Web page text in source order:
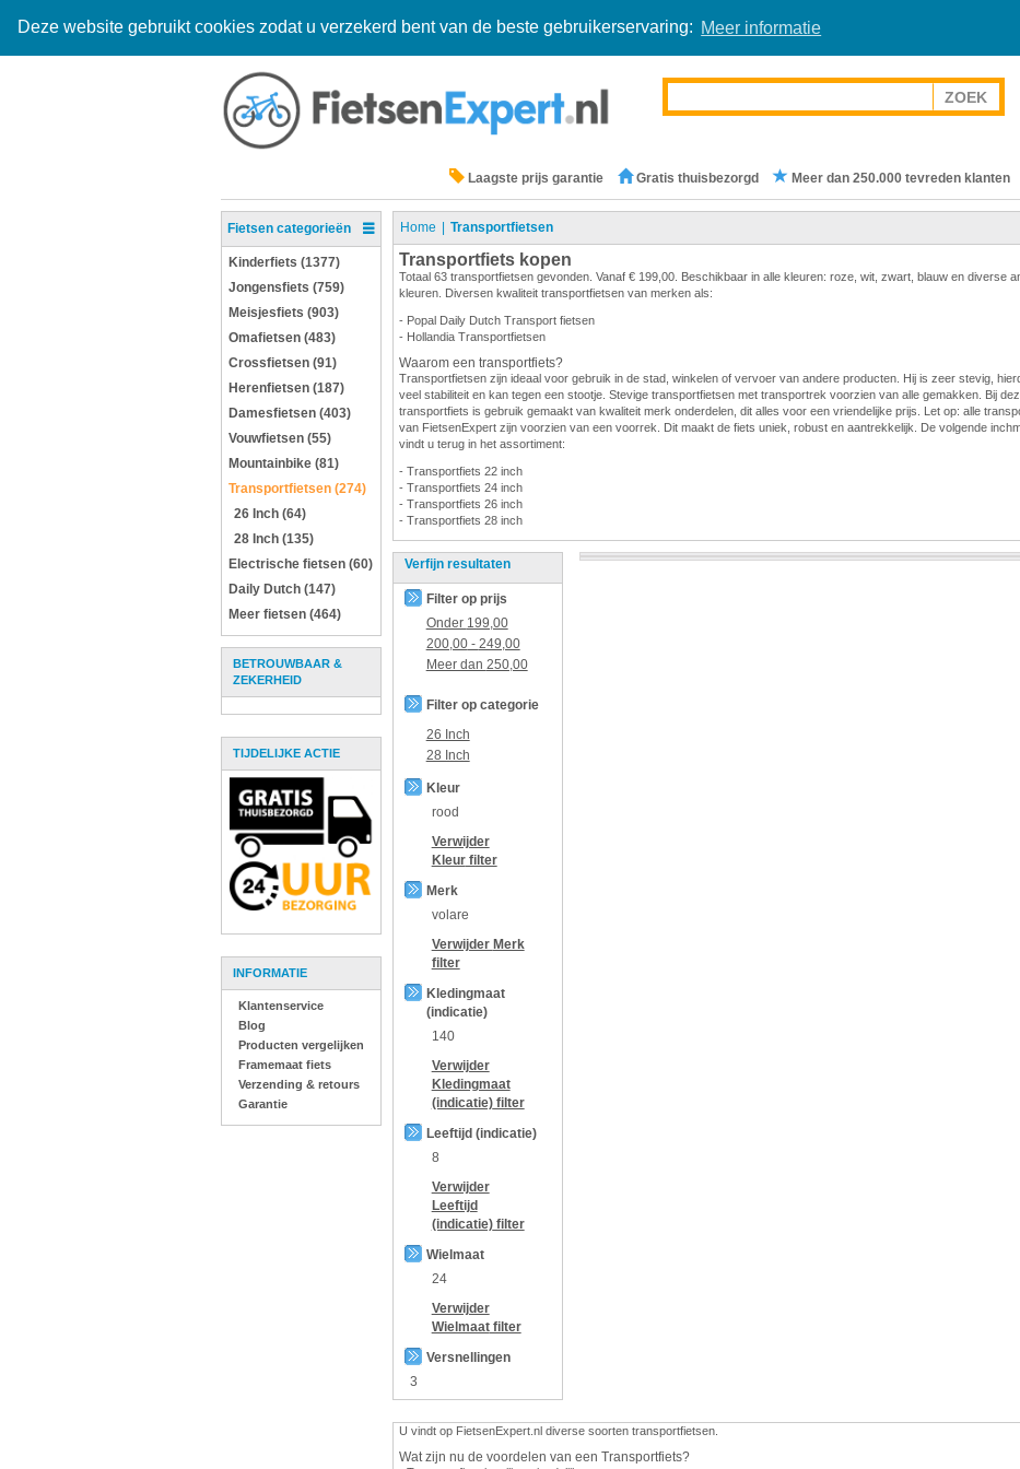
Deze website gebruikt cookies zodat u verzekerd bent van de beste gebruikerservaring: Meer informatie
Laagste prijs garantie Gratis thuisbezorgd Meer dan 250.000 tevreden klanten
Fietsen categorieën
Kinderfiets (1377)
Jongensfiets (759)
Meisjesfiets (903)
Omafietsen (483)
Crossfietsen (91)
Herenfietsen (187)
Damesfietsen (403)
Vouwfietsen (55)
Mountainbike (81)
Transportfietsen (274)
26 Inch (64)
28 Inch (135)
Electrische fietsen (60)
Daily Dutch (147)
Meer fietsen (464)
BETROUWBAAR &
ZEKERHEID
TIJDELIJKE ACTIE
INFORMATIE
Klantenservice
Blog
Producten vergelijken
Framemaat fiets
Verzending & retours
Garantie
Home Transportfietsen
Transportfiets kopen
Totaal 63 transportfietsen gevonden. Vanaf € 199,00. Beschikbaar in alle kleuren: roze, wit, zwart, blauw en diverse
kleuren. Diversen kwaliteit transportfietsen van merken als:
- Popal Daily Dutch Transport fietsen
- Hollandia Transportfietsen
Waarom een transportfiets?
Transportfietsen zijn ideaal voor gebruik in de stad, winkelen of vervoer van andere producten. Hij is zeer stevig,
veel stabiliteit en kan tegen een stootje. Stevige transportfietsen met transportrek voorzien van alle gemakken. Bij
transportfiets is gebruik gemaakt van kwaliteit merk onderdelen, dit alles voor een vriendelijke prijs. Let op: alle
van FietsenExpert zijn voorzien van een voorrek. Dit maakt de fiets uniek, robust en aantrekkelijk. De volgende
vindt u terug in het assortiment:
- Transportfiets 22 inch
- Transportfiets 24 inch
- Transportfiets 26 inch
- Transportfiets 28 inch
Verfijn resultaten
Filter op prijs
Onder 199,00
200,00- 249,00
Meer dan 250,00
Filter op categorie
26 Inch
28 Inch
Kleur
rood
Verwijder
Kleurfilter
Merk
volare
Verwijder Merk
filter
Kledingmaat
(indicatie)
140
Verwijder
Kledingmaat
(indicatie)filter
Leeftijd (indicatie)
8
Verwijder
Leeftijd
(indicatie)filter
Wielmaat
24
Verwijder
Wielmaatfilter
Versnellingen
3
U vindt op FietsenExpert.nl diverse soorten transportfietsen.
Wat zijn nu de voordelen van een Transportfiets?